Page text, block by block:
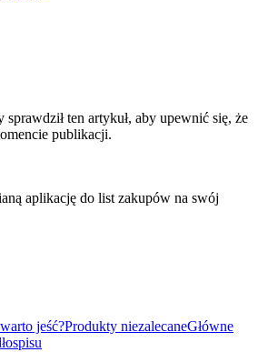
sprawdził ten artykuł, aby upewnić się, że
publikacji.
aplikację do list zakupów na swój
jeść?Produkty niezalecaneGłówne